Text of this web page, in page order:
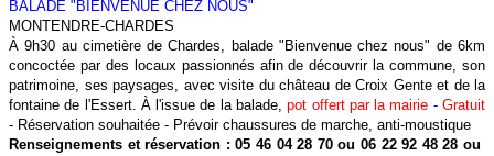
BALADE "BIENVENUE CHEZ NOUS"
MONTENDRE-CHARDES
À 9h30 au cimetière de Chardes, balade "Bienvenue chez nous" de 6km
concoctée par des locaux passionnés afin de découvrir la commune, son
patrimoine, ses paysages, avec visite du château de Croix Gente et de la
fontaine de l'Essert. À l'issue de la balade, pot offert par la mairie -Gratuit
- Réservation souhaitée - Prévoir chaussures de marche, anti-moustique
Renseignements et réservation : 05 46 04 28 70 ou 06 22 92 48 28 ou